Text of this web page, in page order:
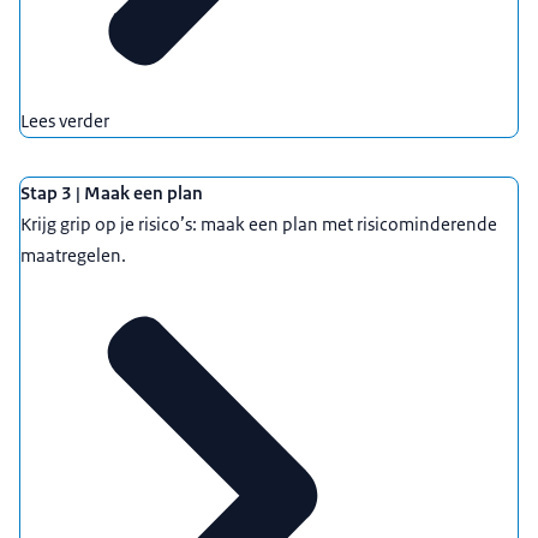
nodig zijn.
Neem integriteitstest af waar passend voor de
rechtenmatrixvoor overzicht en controle.
uitdiensttreding.
Lees verder
Stap 3 | Maak een plan
Krijg grip op je risico’s: maak een plan met risicominderende
maatregelen.